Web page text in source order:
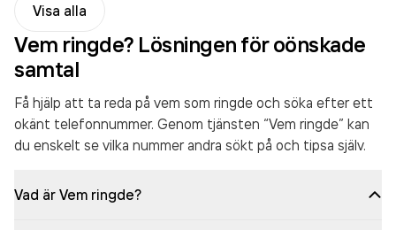
Visa alla
Vem ringde? Lösningen för oönskade
samtal
Få hjälp att ta reda på vem som ringde och söka efter ett
okänt telefonnummer. Genom tjänsten “Vem ringde” kan
du enskelt se vilka nummer andra sökt på och tipsa själv.
Vad är Vem ringde?